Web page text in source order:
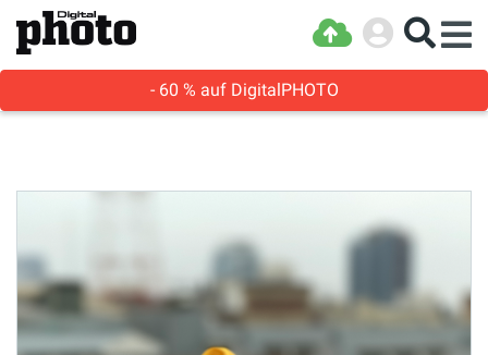
- 60 % auf DigitalPHOTO